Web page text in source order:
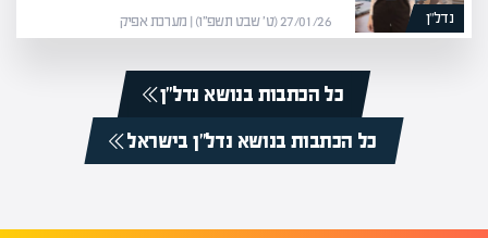
נדל”ן 27/01/26 (ט׳ שבט תשפ״ו) | מערכת אפיק
כל הכתבות בנושא נדל”ן
כל הכתבות בנושא נדל”ן בישראל